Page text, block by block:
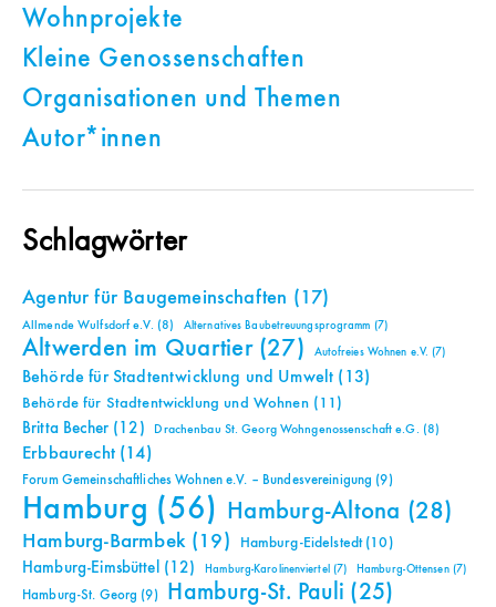
Wohnprojekte
Kleine Genossenschaften
Organisationen und Themen
Autor*innen
Schlagwörter
Agentur für Baugemeinschaften (17)
Allmende Wulfsdorf e.V. (8) Alternatives Baubetreuungsprogramm (7)
Altwerden im Quartier(27) Autofreies Wohnen e.V. (7)
Behörde für Stadtentwicklung und Umwelt (13)
Behörde für Stadtentwicklung und Wohnen(11)
Britta Becher(12) Drachenbau St. Georg Wohngenossenschaft e.G. (8)
Erbbaurecht(14)
Forum Gemeinschaftliches Wohnen e.V. – Bundesvereinigung (9)
Hamburg (56) Hamburg-Altona (28)
Hamburg-Barmbek(19) Hamburg-Eidelstedt(10)
Hamburg-Eimsbüttel (12) Hamburg-Karolinenviertel (7) Hamburg-Ottensen(7)
Hamburg-St. Georg (9) Hamburg-St. Pauli (25)